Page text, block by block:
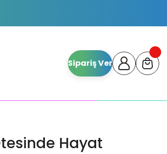
Sipariş Ver
Hayat